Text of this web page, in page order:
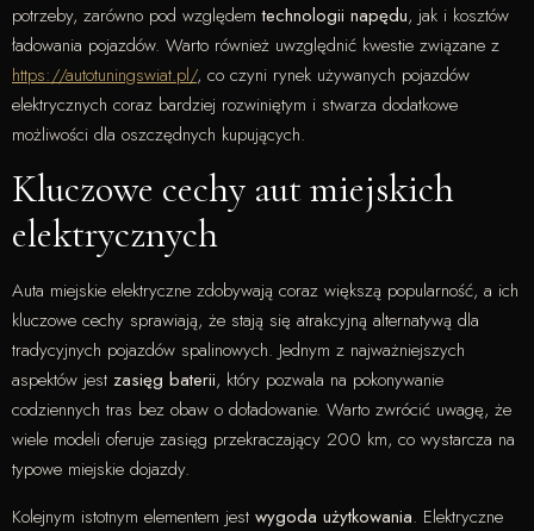
potrzeby, zarówno pod względemtechnologii napędu, jak i kosztów
ładowania pojazdów. Warto również uwzględnić kwestie związane z
https://autotuningswiat.pl/, co czyni rynek używanych pojazdów
elektrycznych coraz bardziej rozwiniętym i stwarza dodatkowe
możliwości dla oszczędnych kupujących.
Kluczowe cechy aut miejskich
elektrycznych
Auta miejskie elektryczne zdobywają coraz większą popularność, a ich
kluczowe cechy sprawiają, że stają się atrakcyjną alternatywą dla
tradycyjnych pojazdów spalinowych. Jednym z najważniejszych
aspektów jest zasięg baterii, który pozwala na pokonywanie
codziennych tras bez obaw o doładowanie. Warto zwrócić uwagę, że
wiele modeli oferuje zasięg przekraczający 200 km, co wystarcza na
typowe miejskie dojazdy.
Kolejnym istotnym elementem jest wygoda użytkowania. Elektryczne